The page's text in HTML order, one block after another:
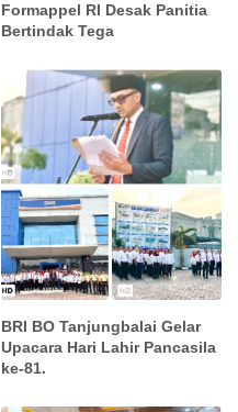
Formappel RI Desak Panitia
Bertindak Tega
BRI BO Tanjungbalai Gelar
Upacara Hari Lahir Pancasila
ke-81.